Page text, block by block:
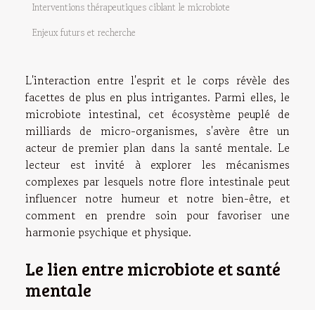
Interventions thérapeutiques ciblant le microbiote
Enjeux futurs et recherche
L'interaction entre l'esprit et le corps révèle des
facettes de plus en plus intrigantes. Parmi elles, le
microbiote intestinal, cet écosystème peuplé de
milliards de micro-organismes, s'avère être un
acteur de premier plan dans la santé mentale. Le
lecteur est invité à explorer les mécanismes
complexes par lesquels notre flore intestinale peut
influencer notre humeur et notre bien-être, et
comment en prendre soin pour favoriser une
harmonie psychique et physique.
Le lien entre microbiote et santé
mentale